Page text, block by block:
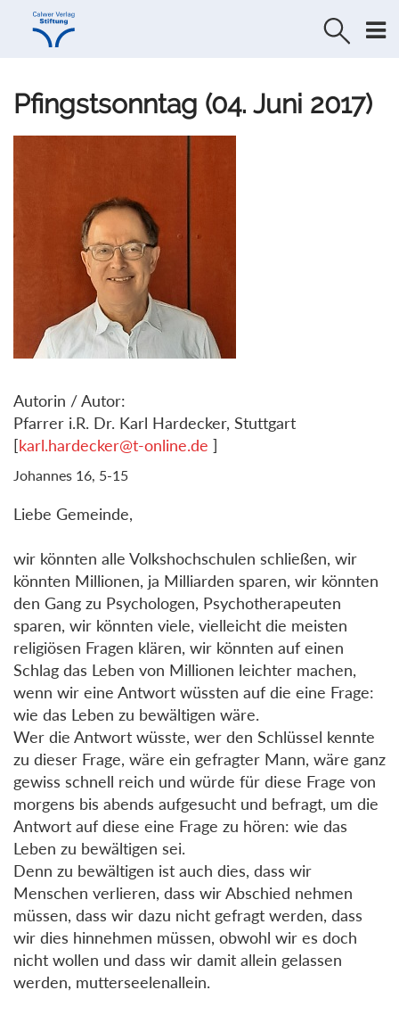
Direkt
Direkt
Pfingstsonntag (04. Juni 2017)
Autorin / Autor:
Pfarrer i.R. Dr. Karl Hardecker, Stuttgart
[karl.hardecker@t-online.de ]
Johannes 16, 5-15
Liebe Gemeinde,
wir könnten alle Volkshochschulen schließen, wir
könnten Millionen, ja Milliarden sparen, wir könnten
den Gang zu Psychologen, Psychotherapeuten
sparen, wir könnten viele, vielleicht die meisten
religiösen Fragen klären, wir könnten auf einen
Schlag das Leben von Millionen leichter machen,
wenn wir eine Antwort wüssten auf die eine Frage:
wie das Leben zu bewältigen wäre.
Wer die Antwort wüsste, wer den Schlüssel kennte
zu dieser Frage, wäre ein gefragter Mann, wäre ganz
gewiss schnell reich und würde für diese Frage von
morgens bis abends aufgesucht und befragt, um die
Antwort auf diese eine Frage zu hören: wie das
Leben zu bewältigen sei.
Denn zu bewältigen ist auch dies, dass wir
Menschen verlieren, dass wir Abschied nehmen
müssen, dass wir dazu nicht gefragt werden, dass
wir dies hinnehmen müssen, obwohl wir es doch
nicht wollen und dass wir damit allein gelassen
werden, mutterseelenallein.